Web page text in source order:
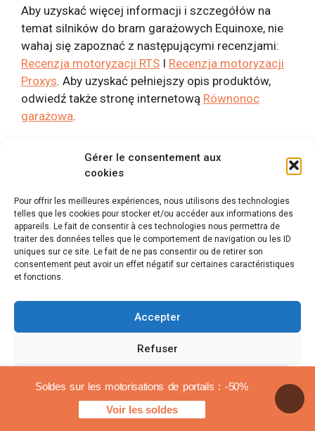
Gérer le consentement aux
cookies
Pour offrir les meilleures expériences, nous utilisons des technologies
telles que les cookies pour stocker et/ou accéder aux informations des
appareils. Le fait de consentir à ces technologies nous permettra de
traiter des données telles que le comportement de navigation ou les ID
uniques sur ce site. Le fait de ne pas consentir ou de retirer son
consentement peut avoir un effet négatif sur certaines caractéristiques
et fonctions.
Accepter
Refuser
Voir les préférences
Polityka plików cookiesInformacje prawne
Aby uzyskać więcej informacji i szczegółów na
temat silników do bram garażowych Equinoxe, nie
wahaj się zapoznać z następującymi recenzjami:
Recenzja motoryzacji RTS I Recenzja motoryzacji
Proxys. Aby uzyskać pełniejszy opis produktów,
odwiedź także stronę internetową Równonoc
garażowa.
Recenzje napędu do
bram garażowych
Equinoxe
Kiedy szukasz najlepszego rozwiązania do
swoich produktów. Silniki oferowane przez
Equinoxe zostały zaprojektowane tak, aby spełniać
Soldes sur les motorisations de portails : -50%
Voir les soldes